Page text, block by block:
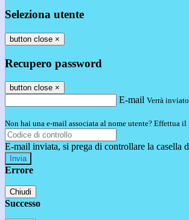
Seleziona utente
button close ×
Recupero password
button close ×
E-mail Verrà
Non hai una e-mail associata al nome utente? Effettua
E-mail inviata, si prega di controllare la casella
Errore
Chiudi
Successo